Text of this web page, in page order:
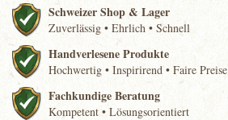
Schweizer Shop & Lager
Zuverlässig • Ehrlich • Schnell
Handverlesene Produkte
Hochwertig • Inspirirend • Faire Preise
Fachkundige Beratung
Kompetent • Lösungsorientiert